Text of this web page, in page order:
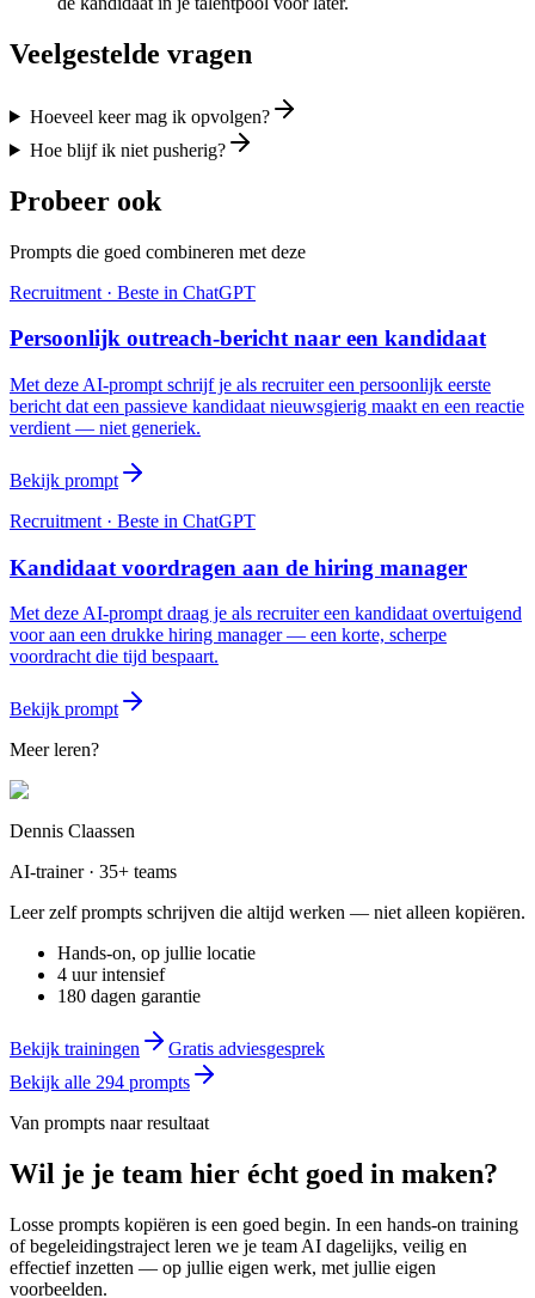
Veelgestelde vragen
Hoeveel keer mag ik opvolgen?
Hoe blijf ik niet pusherig?
Probeer ook
Prompts die goed combineren met deze
Recruitment · Beste in ChatGPT
Persoonlijk outreach-bericht naar een kandidaat
Met deze AI-prompt schrijf je als recruiter een persoonlijk eerste
bericht dat een passieve kandidaat nieuwsgierig maakt en een reactie
verdient — niet generiek.
Bekijk prompt
Recruitment · Beste in ChatGPT
Kandidaat voordragen aan de hiring manager
Met deze AI-prompt draag je als recruiter een kandidaat overtuigend
voor aan een drukke hiring manager — een korte, scherpe
voordracht die tijd bespaart.
Bekijk prompt
Meer leren?
Dennis Claassen
AI-trainer · 35+ teams
Leer zelf prompts schrijven die altijd werken — niet alleen kopiëren.
Hands-on, op jullie locatie
4 uur intensief
180 dagen garantie
Bekijk trainingen
Gratis adviesgesprek
Bekijk alle 294 prompts
Van prompts naar resultaat
Wil je je team hier écht goed in maken?
Losse prompts kopiëren is een goed begin. In een hands-on training
of begeleidingstraject leren we je team AI dagelijks, veilig en
effectief inzetten — op jullie eigen werk, met jullie eigen
voorbeelden.